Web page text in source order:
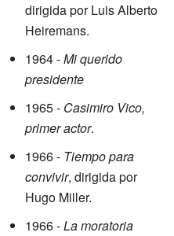
dirigida por Luis Alberto
Heiremans.
1964 -Mi querido
presidente
1965 - Casimiro Vico,
primer actor.
1966 - Tiempo para
convivir, dirigida por
Hugo Miller.
1966 -La moratoria